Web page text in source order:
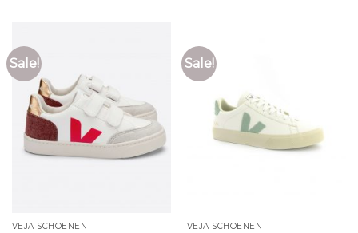
Sale!
VEJA SCHOENEN
Sale!
VEJA SCHOENEN